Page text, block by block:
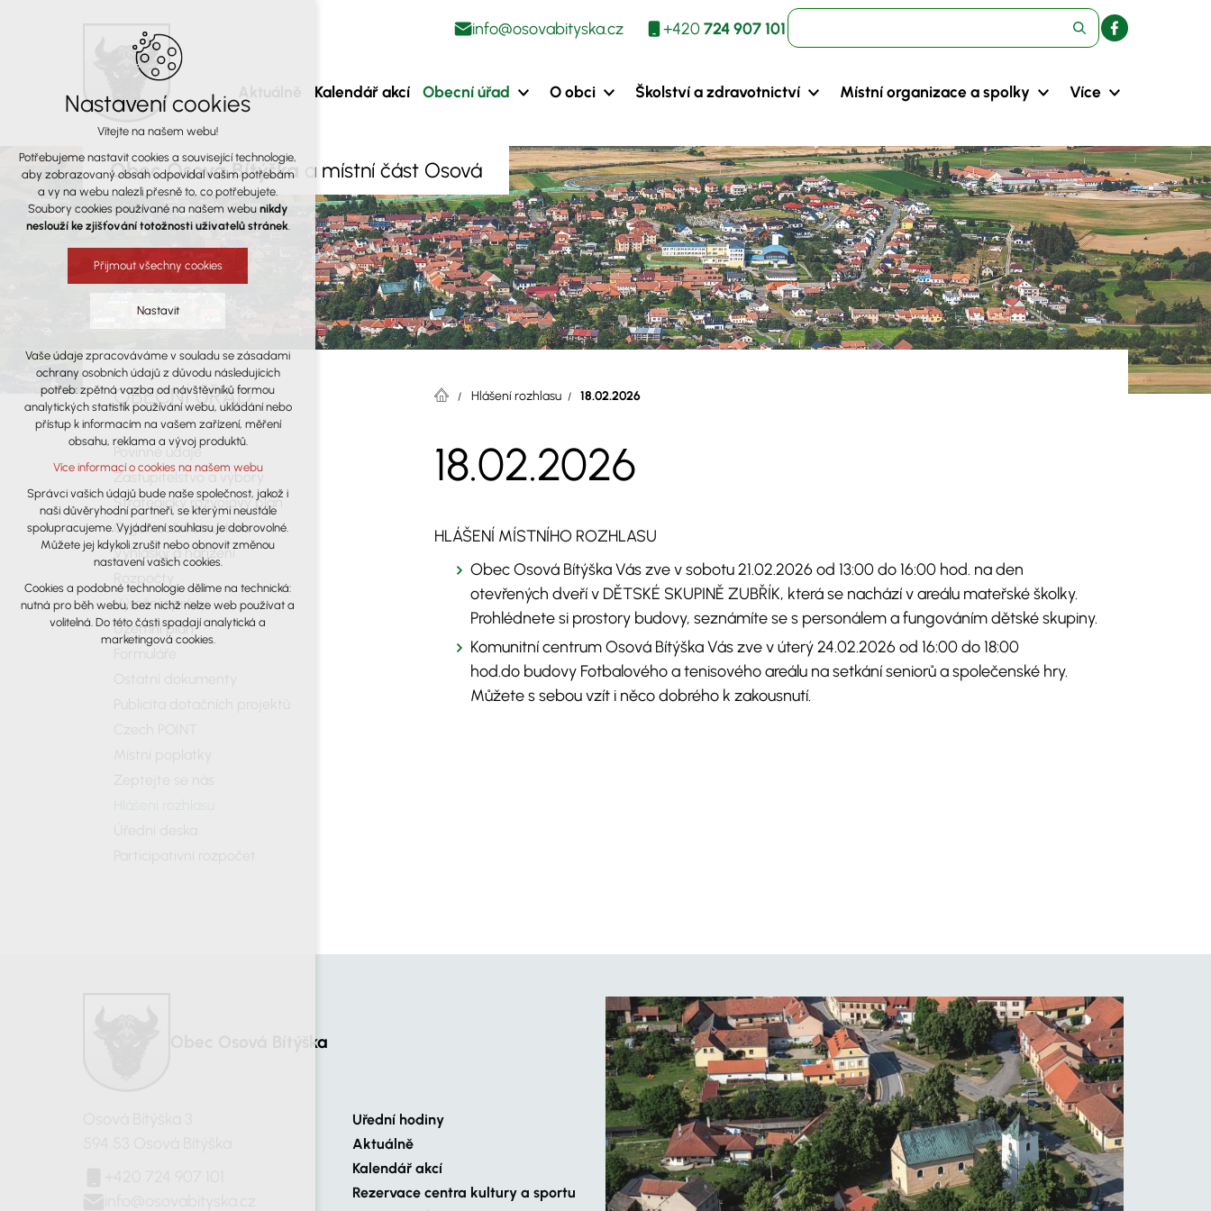
info@osovabityska.cz +420724 907 101
Kalendář akcí Obecní úřad O obci Školství a zdravotnictví Místní organizace a spolky Více
Obec Osová Bítýška a místní část Osová
Hlášení rozhlasu 18.02.2026
18.02.2026
HLÁŠENÍ MÍSTNÍHO ROZHLASU
Obec Osová Bítýška Vás zve v sobotu 21.02.2026 od 13:00 do 16:00 hod. na den
otevřených dveří v DĚTSKÉ SKUPINĚ ZUBŘÍK, která se nachází v areálu mateřské školky.
Prohlédnete si prostory budovy, seznámíte se s personálem a fungováním dětské skupiny.
Komunitní centrum Osová Bítýška Vás zve v úterý 24.02.2026 od 16:00 do 18:00
hod.do budovy Fotbalového a tenisového areálu na setkání seniorů a společenské hry.
Můžete s sebou vzít i něco dobrého k zakousnutí.
OBECNÍ ÚŘAD
Povinné údaje
Zastupitelstvo a výbory
Strategický rozvojový plán
Organizační struktura
Vyhlášky a nařízení
Výroční zprávy
Územní plán
Obec Osová Bítýška
Uřední hodiny
Aktuálně
Kalendář akcí
Rezervace centra kultury a sportu
Nastavení cookies
Vítejte na našem webu!
Potřebujeme nastavit cookies a související technologie,
aby zobrazovaný obsah odpovídal vašim potřebám
a vy na webu nalezli přesně to, co potřebujete.
Soubory cookies používané na našem webu nikdy
neslouží ke zjišťování totožnosti uživatelů stránek.
Přijmout všechny cookies
Nastavit
Technická cookies
nutná pro provozování webu
udržení kontextu stránek (session): případná
přihlášení, volby jazyka, apod.
analytická pro anonymizované
vyhodnocení návštěvnosti
marketingová cookies (Google)
Více informací o cookies na našem webu
Přijmout všechny cookies
Odmítnout vše
Vaše údaje zpracováváme v souladu se zásadami
ochrany osobních údajů z důvodu následujících
potřeb: zpětná vazba od návštěvníků formou
analytických statistik používání webu, ukládání nebo
přístup k informacím na vašem zařízení, měření
obsahu, reklama a vývoj produktů.
Více informací o cookies na našem webu
Správci vašich údajů bude naše společnost, jakož i
naši důvěryhodní partneři, se kterými neustále
spolupracujeme. Vyjádření souhlasu je dobrovolné.
Můžete jej kdykoli zrušit nebo obnovit změnou
nastavení vašich cookies.
Cookies a podobné technologie dělíme na technická:
nutná pro běh webu, bez nichž nelze web používat a
volitelná. Do této části spadají analytická a
marketingová cookies.